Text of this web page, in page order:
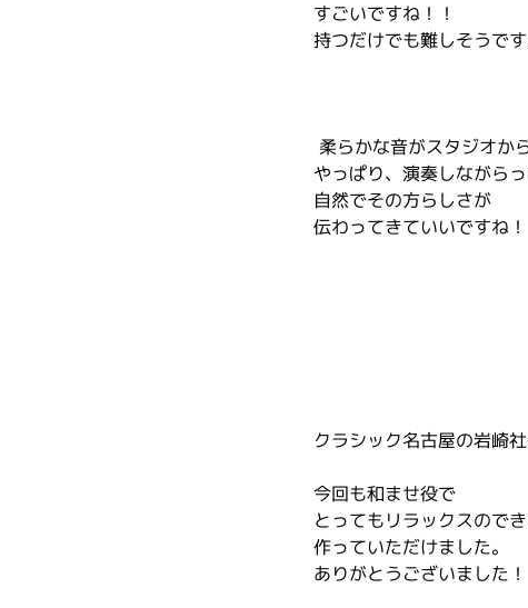
すごいですね！！
持つだけでも難しそうです
柔らかな音がスタジオか
やっぱり、演奏しながら
自然でその方らしさが
伝わってきていいですね！
クラシック名古屋の岩崎
今回も和ませ役で
とってもリラックスので
作っていただけました。
ありがとうございました！